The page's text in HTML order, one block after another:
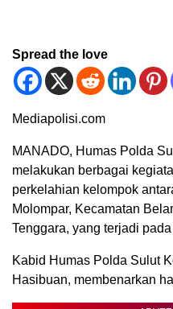
Spread the love
Mediapolisi.com
MANADO, Humas Polda
melakukan berbagai
perkelahian kelompok
Molompar, Kecamatan
Tenggara, yang terjadi
Kabid Humas Polda Sulut
Hasibuan, membenarkan